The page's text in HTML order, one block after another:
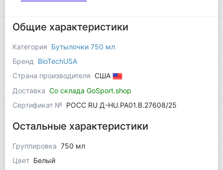
Общие характеристики
Категория Бутылочки 750 мл
Бренд
BioTechUSA
Страна производителя США
Доставка Со склада GoSport.shop
Сертификат № РОСС RU Д-HU.РА01.В.27608/25
Остальные характеристики
Группировка 750 мл
Цвет Белый